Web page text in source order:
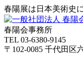
春陽展は日本美術史
春陽会事務所
TEL 03-6380-9145
〒102-0085 千代田区